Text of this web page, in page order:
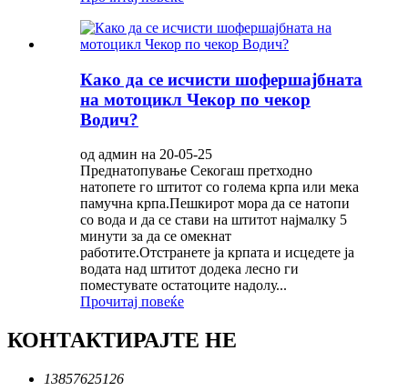
Како да се исчисти шофершајбната
на мотоцикл Чекор по чекор
Водич?
од админ на 20-05-25
Преднатопување Секогаш претходно
натопете го штитот со голема крпа или мека
памучна крпа.Пешкирот мора да се натопи
со вода и да се стави на штитот најмалку 5
минути за да се омекнат
работите.Отстранете ја крпата и исцедете ја
водата над штитот додека лесно ги
поместувате остатоците надолу...
Прочитај повеќе
КОНТАКТИРАЈТЕ НЕ
13857625126